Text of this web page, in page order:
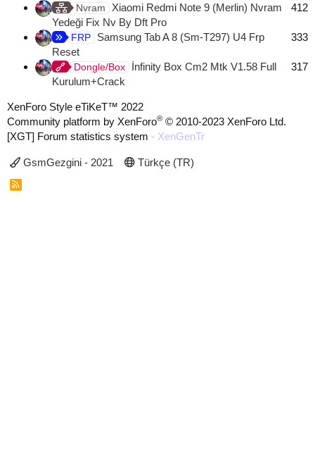
Nvram
Xiaomi Redmi Note 9 (Merlin) Nvram
Yedeği Fix Nv By Dft Pro
412
FRP
Samsung Tab A 8 (Sm-T297) U4 Frp
Reset
333
Dongle/Box
İnfinity Box Cm2 Mtk V1.58 Full
Kurulum+Crack
317
XenForo Style eTiKeT™ 2022
Community platform by XenForo® © 2010-2023 XenForo Ltd.
[XGT] Forum statistics system - XenGenTr
GsmGezgini - 2021 Türkçe (TR)
R